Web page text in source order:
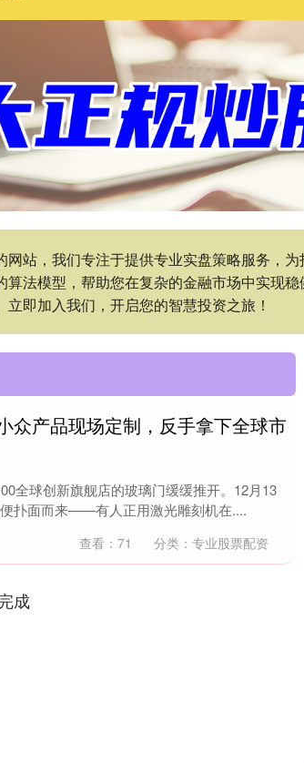
站，我们专注于提供专业实盘策略服务，
法模型，帮助您在复杂的金融市场中实现
即加入我们，开启您的智慧投资之旅！
众产品现场定制，反手拿下全球市
全球创新旗舰店的玻璃门缓缓推开。12月13
扑面而来——有人正用激光雕刻机在....
查看： 71 分类： 专业股票配资
成